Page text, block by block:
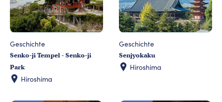
Geschichte
Senko-ji Tempel - Senko-ji
Park
Hiroshima
Geschichte
Senjyokaku
Hiroshima